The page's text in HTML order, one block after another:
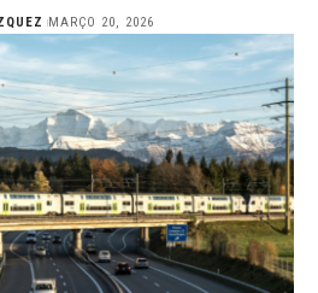
MARÇO 20, 2026